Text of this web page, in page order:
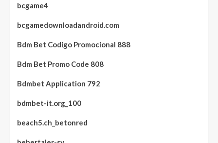
bcgame4
bcgamedownloadandroid.com
Bdm Bet Codigo Promocional 888
Bdm Bet Promo Code 808
Bdmbet Application 792
bdmbet-it.org_100
beach5.ch_betonred